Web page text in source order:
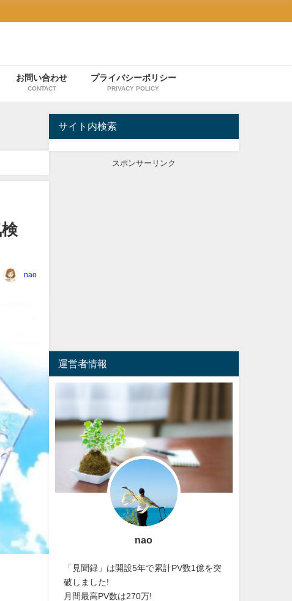
お問い合わせ
CONTACT
プライバシーポリシー
PRIVACY POLICY
nao
サイト内検索
スポンサーリンク
運営者情報
nao
「見聞録」は開設5年で累計PV数1億を突
破しました!
月間最高PV数は270万!